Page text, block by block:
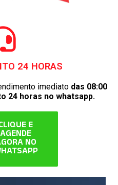
24 HORAS
imediato das 08:00
24 horas no whatsapp.
E
AGENDE
NO